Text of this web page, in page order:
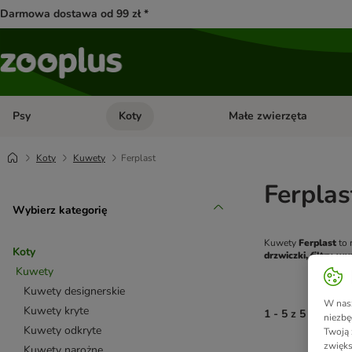
Darmowa dostawa od 99 zł *
Psy Otwórz menu kategorii: Psy
Koty Otwórz menu kategorii: Koty
Małe zwierzęta
Koty Kuwety Ferplast
Wybierz kategorię
Koty
Kuwety
Kuwety designerskie
Kuwety kryte
Kuwety odkryte
Kuwety Ferplast
drzwiczki, filtry,
1 - 5 z 5
W
Twoją